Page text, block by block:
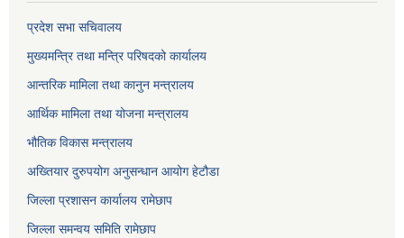
प्रदेश सभा सचिवालय
मुख्यमन्त्रि तथा मन्त्रि परिषदको कार्यालय
आन्तरिक मामिला तथा कानुन मन्त्रालय
आर्थिक मामिला तथा योजना मन्त्रालय
भौतिक विकास मन्त्रालय
अख्तियार दुरुपयोग अनुसन्धान आयोग हेटौडा
जिल्ला प्रशासन कार्यालय रामेछाप
जिल्ला समन्वय समिति रामेछाप